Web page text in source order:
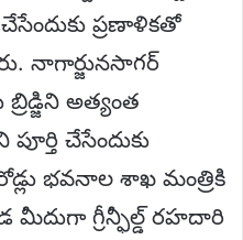
ప్రణాళికతో
నాగార్జునసాగర్
అత్యంత
చేసేందుకు
భవనాల శాఖ మంత్రికి
మీదుగా గ్రీన్ఫీల్డ్ రహదారి